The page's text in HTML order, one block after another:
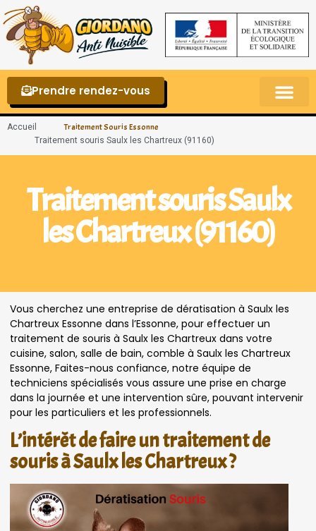
Prendre rendez-vous
Accueil Traitement Souris Essonne
Traitement souris Saulx les Chartreux (91160)
Traitement souris Saulx
les Chartreux (91160)
Vous cherchez une entreprise de dératisation à Saulx les
Chartreux Essonne dans l’Essonne, pour effectuer un
traitement de souris à Saulx les Chartreux dans votre
cuisine, salon, salle de bain, comble à Saulx les Chartreux
Essonne, Faites-nous confiance, notre équipe de
techniciens spécialisés vous assure une prise en charge
dans la journée et une intervention sûre, pouvant intervenir
pour les particuliers et les professionnels.
L’intérêt de faire un traitement de
souris à Saulx les Chartreux ?